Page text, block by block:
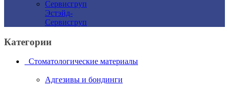
Эстэйд-
Сервисгруп
Категории
Стоматологические материалы
Адгезивы и бондинги